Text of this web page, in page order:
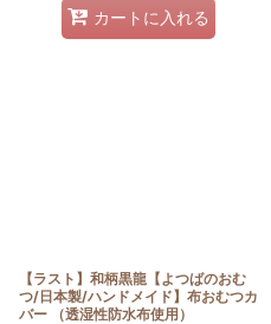
カートに入れる
【ラスト】和柄黒龍【よつばのおむ
つ/日本製/ハンドメイド】布おむつカ
バー （透湿性防水布使用）